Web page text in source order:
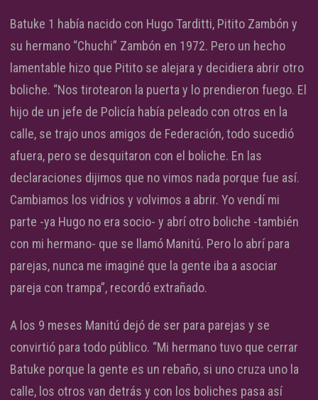
Batuke 1 había nacido con Hugo Tarditti, Pitito Zambón y
su hermano “Chuchi” Zambón en 1972. Pero un hecho
lamentable hizo que Pitito se alejara y decidiera abrir otro
boliche. “Nos tirotearon la puerta y lo prendieron fuego. El
hijo de un jefe de Policía había peleado con otros en la
calle, se trajo unos amigos de Federación, todo sucedió
afuera, pero se desquitaron con el boliche. En las
declaraciones dijimos que no vimos nada porque fue así.
Cambiamos los vidrios y volvimos a abrir. Yo vendí mi
parte -ya Hugo no era socio- y abrí otro boliche -también
con mi hermano- que se llamó Manitú. Pero lo abrí para
parejas, nunca me imaginé que la gente iba a asociar
pareja con trampa”, recordó extrañado.
A los 9 meses Manitú dejó de ser para parejas y se
convirtió para todo público. “Mi hermano tuvo que cerrar
Batuke porque la gente es un rebaño, si uno cruza uno la
calle, los otros van detrás y con los boliches pasa así